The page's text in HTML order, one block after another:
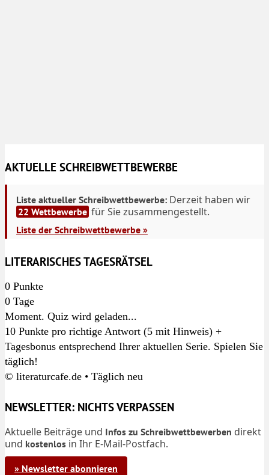
AKTUELLE SCHREIBWETTBEWERBE
Liste aktueller Schreibwettbewerbe: Derzeit haben wir
22 Wettbewerbe für Sie zusammengestellt.
Liste der Schreibwettbewerbe »
LITERARISCHES TAGESRÄTSEL
0 Punkte
0 Tage
Moment. Quiz wird geladen...
10 Punkte pro richtige Antwort (5 mit Hinweis) +
Tagesbonus entsprechend Ihrer aktuellen Serie. Spielen Sie
täglich!
© literaturcafe.de • Täglich neu
NEWSLETTER: NICHTS VERPASSEN
Aktuelle Beiträge und Infos zu Schreibwettbewerben direkt
und kostenlos in Ihr E-Mail-Postfach.
» Newsletter abonnieren